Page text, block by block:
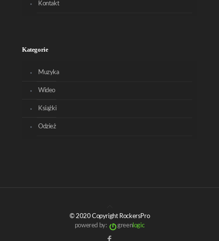
Kontakt
Kategorie
Muzyka
Wideo
Książki
Odzież
© 2020 Copyright RockersPro
powered by:
greenlogic